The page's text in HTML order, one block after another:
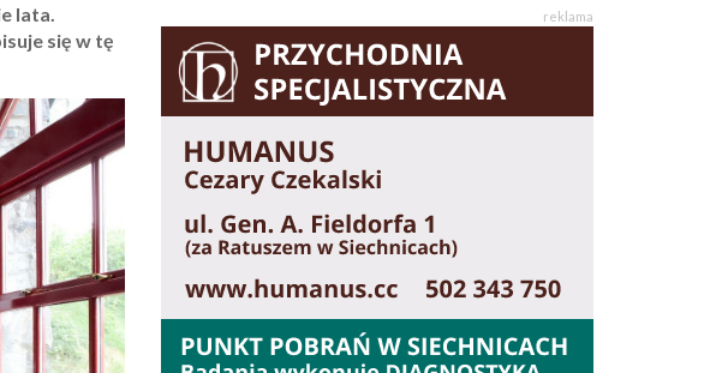
lata.
się w tę
reklama